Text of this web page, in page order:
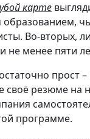
карте
Во-вторых,
не менее пяти
прост
резюме на
программе.